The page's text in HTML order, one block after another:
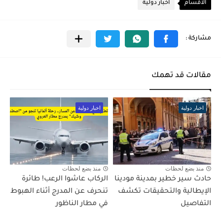
الأقسام اخبار دولية
مقالات قد تهمك
اخبار دولية
منذ بضع لحظات
حادث سير خطير بمدينة مودينا
الإيطالية والتحقيقات تكشف
التفاصيل
اخبار دولية
منذ بضع لحظات
الركاب عاشوا الرعب! طائرة
تنحرف عن المدرج أثناء الهبوط
في مطار الناظور